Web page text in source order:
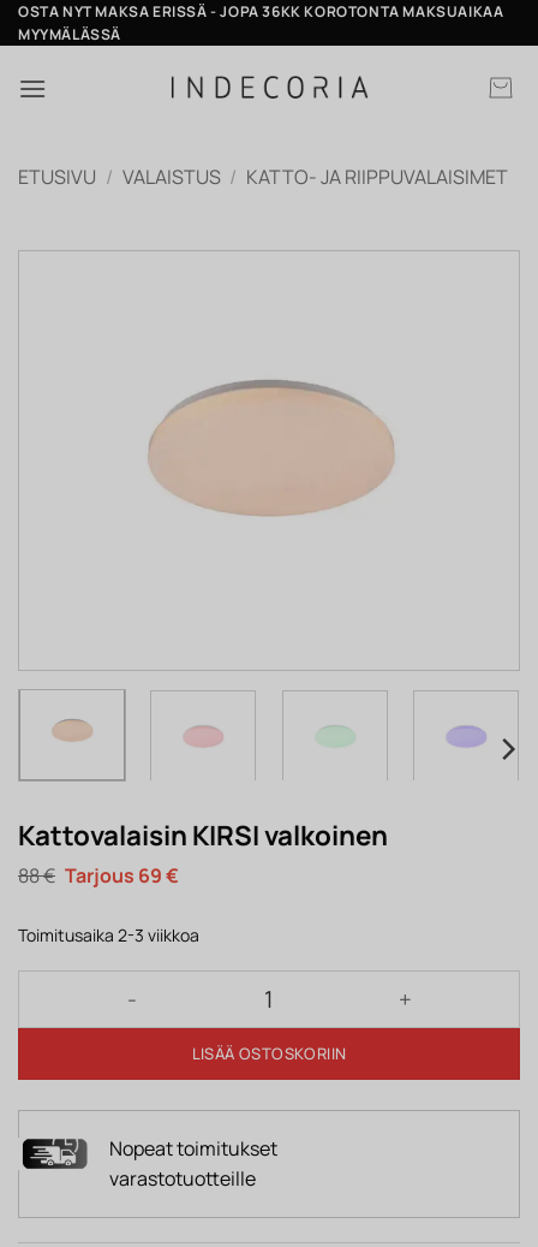
Skip
to
OSTA NYT MAKSA ERISSÄ - JOPA 36KK KOROTONTA MAKSUAIKAA
MYYMÄLÄSSÄ
ETUSIVU / VALAISTUS / KATTO- JA RIIPPUVALAISIMET
Kattovalaisin KIRSI valkoinen
88€ Alkuperäinen
hinta
88 €.
69€Nykyinen
69 €.
Toimitusaika 2-3 viikkoa
Kattovalaisin KIRSI valkoinen määrä
LISÄÄ OSTOSKORIIN
Nopeat toimitukset
varastotuotteille